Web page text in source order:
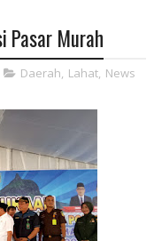
Pasar Murah
Daerah, Lahat, News